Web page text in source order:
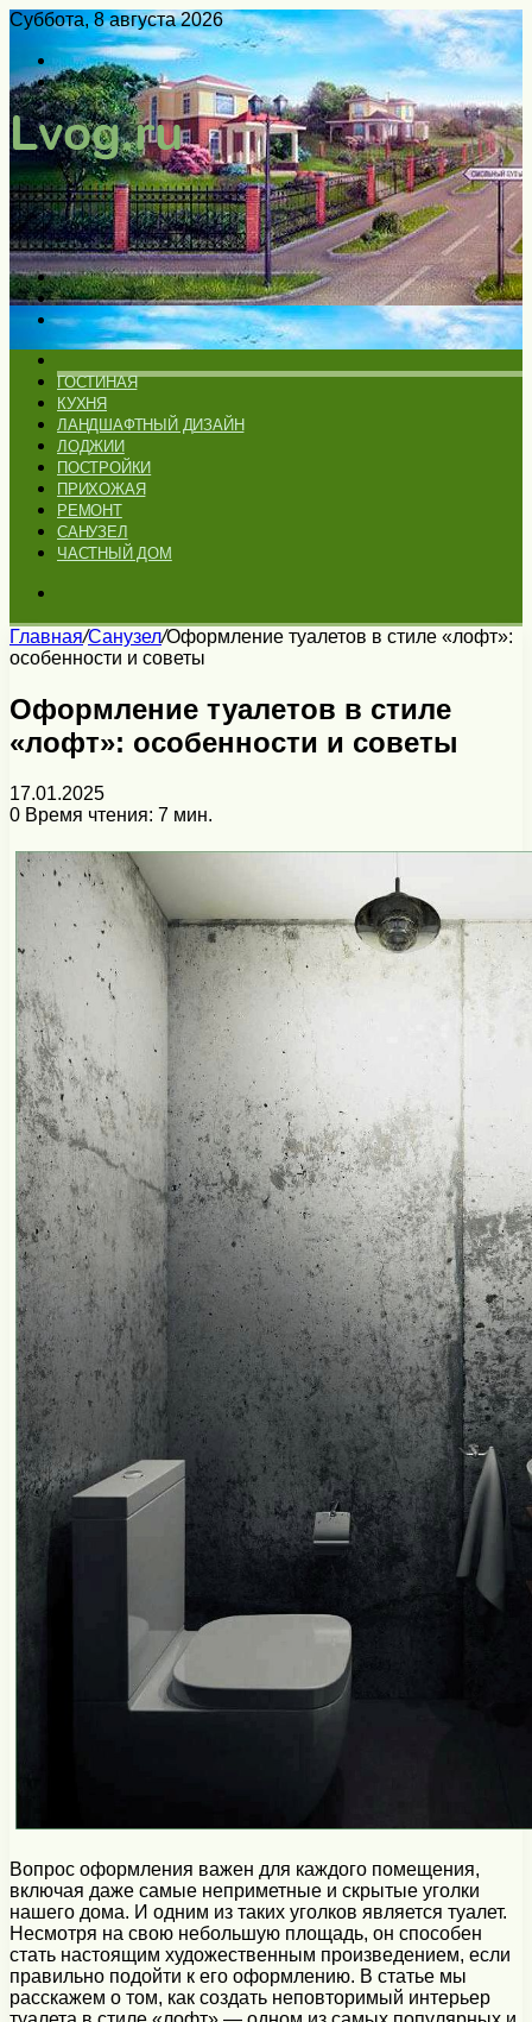
Суббота, 8 августа 2026
Войти
Switch
skin
Меню
Искать
Switch
skin
ГОСТИНАЯ
КУХНЯ
ЛАНДШАФТНЫЙ ДИЗАЙН
ЛОДЖИИ
ПОСТРОЙКИ
ПРИХОЖАЯ
РЕМОНТ
САНУЗЕЛ
ЧАСТНЫЙ ДОМ
Главная/Санузел/Оформление туалетов в стиле «лофт»:
особенности и советы
Оформление туалетов в стиле
«лофт»: особенности и советы
17.01.2025
0 Время чтения: 7 мин.
Вопрос оформления важен для каждого помещения,
включая даже самые неприметные и скрытые уголки
нашего дома. И одним из таких уголков является туалет.
Несмотря на свою небольшую площадь, он способен
стать настоящим художественным произведением, если
правильно подойти к его оформлению. В статье мы
расскажем о том, как создать неповторимый интерьер